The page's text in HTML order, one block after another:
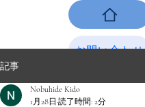
お問い合わせ
記事
Nobuhide Kido
1月28日 読了時間: 2分